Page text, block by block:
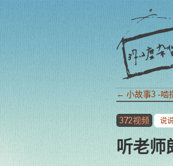
← 小故事3 -啮
372视频 说
听老师